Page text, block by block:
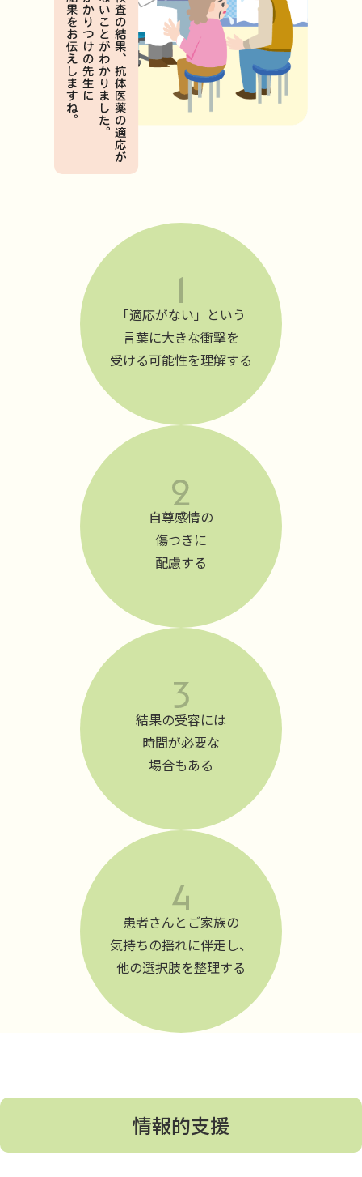
「適応がない」という
言葉に大きな衝撃を
受ける可能性を理解する
自尊感情の
傷つきに
配慮する
結果の受容には
時間が必要な
場合もある
患者さんとご家族の
気持ちの揺れに伴走し、
他の選択肢を整理する
情報的支援